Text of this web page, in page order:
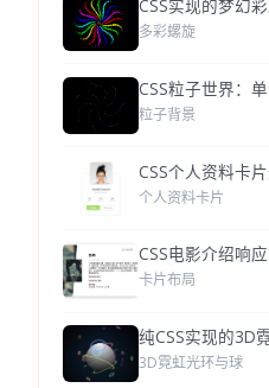
CSS实现的梦幻
多彩螺旋
CSS粒子世界：
粒子背景
CSS个人资料卡
个人资料卡片
CSS电影介绍响
卡片布局
纯CSS实现的3D
3D霓虹光环与球